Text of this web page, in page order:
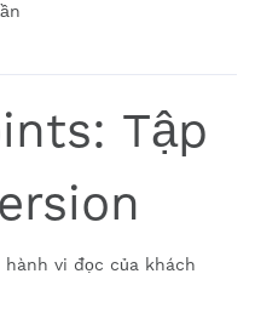
Tập
hành vi đọc của khách